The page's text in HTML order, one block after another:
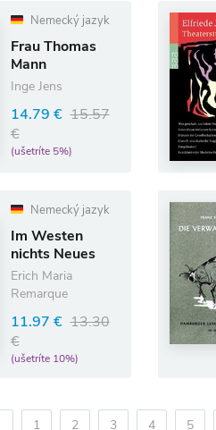
Nemecký jazyk
Frau Thomas
Mann
Inge Jens
14.79 € 15.57
€
(ušetríte 5%)
Nemecký jazyk
Im Westen
nichts Neues
Erich Maria
Remarque
11.97 € 13.30
€
(ušetríte 10%)
1 2 3 4 5